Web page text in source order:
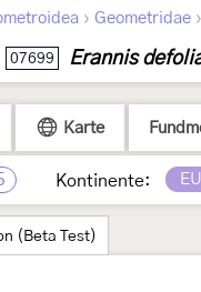
› Geometridae ›
07699 Erannis
Karte
Kontinente: EU
(Beta Test)